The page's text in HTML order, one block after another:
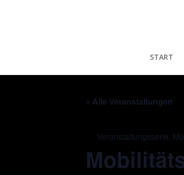
START
« Alle Veranstaltungen
Veranstaltungsserie: